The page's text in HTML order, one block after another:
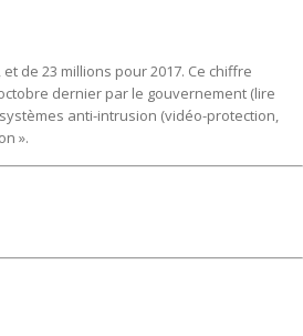
de 23 millions pour 2017. Ce chiffre
dernier par le gouvernement (lire
anti-intrusion (vidéo-protection,
».